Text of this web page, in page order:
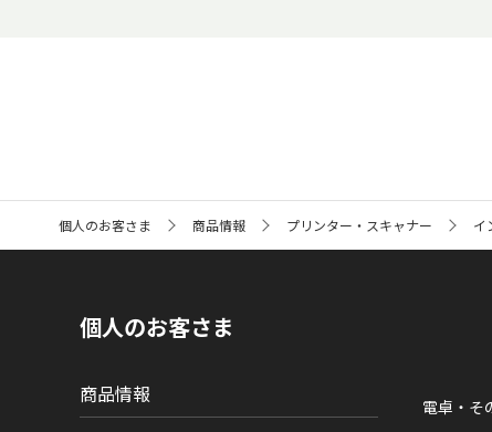
ト
個人のお客さま 商品情報 プリンター・スキャナー イ
個人のお客さま
商品情報 電卓・そ